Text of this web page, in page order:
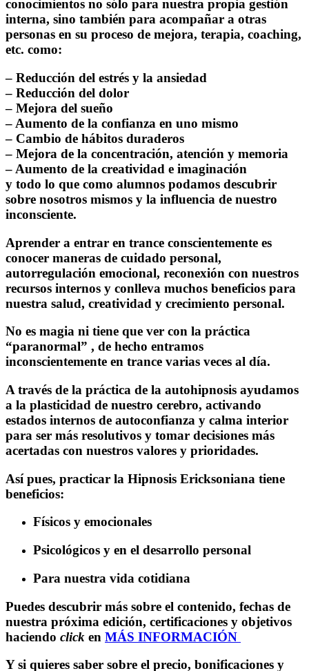
conocimientos no sólo para nuestra propia gestión
interna, sino también para acompañar a otras
personas en su proceso de mejora, terapia, coaching,
etc. como:
– Reducción del estrés y la ansiedad
– Reducción del dolor
– Mejora del sueño
– Aumento de la confianza en uno mismo
– Cambio de hábitos duraderos
– Mejora de la concentración, atención y memoria
– Aumento de la creatividad e imaginación
y todo lo que como alumnos podamos descubrir
sobre nosotros mismos y la influencia de nuestro
inconsciente.
Aprender a entrar en trance conscientemente es
conocer maneras de cuidado personal,
autorregulación emocional, reconexión con nuestros
recursos internos y conlleva muchos beneficios para
nuestra salud, creatividad y crecimiento personal.
No es magia ni tiene que ver con la práctica
“paranormal” , de hecho entramos
inconscientemente en trance varias veces al día.
A través de la práctica de la autohipnosis ayudamos
a la plasticidad de nuestro cerebro, activando
estados internos de autoconfianza y calma interior
para ser más resolutivos y tomar decisiones más
acertadas con nuestros valores y prioridades.
Así pues, practicar la Hipnosis Ericksoniana tiene
beneficios:
Físicos y emocionales
Psicológicos y en el desarrollo personal
Para nuestra vida cotidiana
Puedes descubrir más sobre el contenido, fechas de
nuestra próxima edición, certificaciones y objetivos
haciendo click en MÁS INFORMACIÓN
Y si quieres saber sobre el precio, bonificaciones y